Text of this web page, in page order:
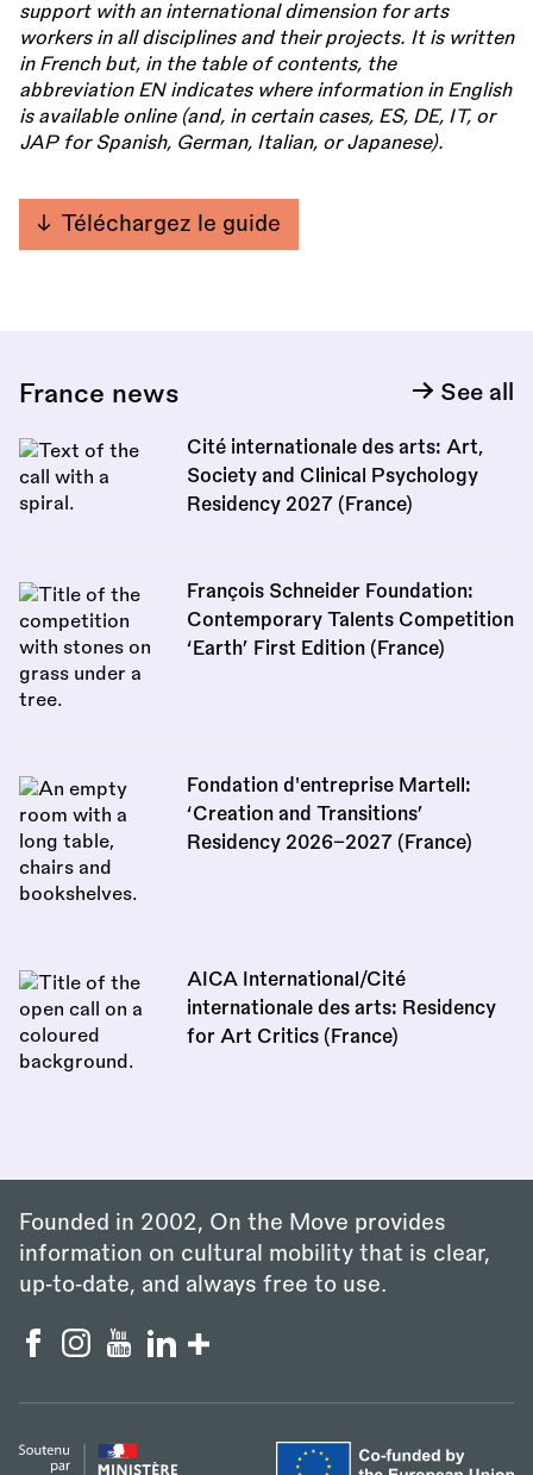
support with an international dimension for arts
workers in all disciplines and their projects. It is written
in French but, in the table of contents, the
abbreviation EN indicates where information in English
is available online (and, in certain cases, ES, DE, IT, or
JAP for Spanish, German, Italian, or Japanese).
Téléchargez le guide
France news See all
Cité internationale des arts: Art,
Society and Clinical Psychology
Residency 2027 (France)
François Schneider Foundation:
Contemporary Talents Competition
‘Earth’ First Edition (France)
Fondation d'entreprise Martell:
‘Creation and Transitions’
Residency 2026–2027 (France)
AICA International/Cité
internationale des arts: Residency
for Art Critics (France)
Founded in 2002, On the Move provides
information on cultural mobility that is clear,
up‑to‑date, and always free to use.